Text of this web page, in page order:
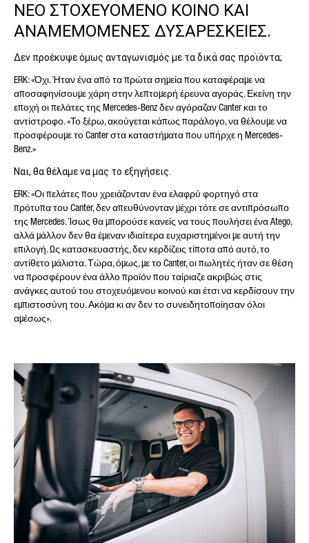
ΝΕΟ ΣΤΟΧΕΥΟΜΕΝΟ ΚΟΙΝΟ ΚΑΙ
ΑΝΑΜΕΜΟΜΕΝΕΣ ΔΥΣΑΡΕΣΚΕΙΕΣ.
Δεν προέκυψε όμως ανταγωνισμός με τα δικά σας προϊόντα;
ERK: «Όχι. Ήταν ένα από τα πρώτα σημεία που καταφέραμε να
αποσαφηνίσουμε χάρη στην λεπτομερή έρευνα αγοράς. Εκείνη την
εποχή οι πελάτες της Mercedes-Benz δεν αγόραζαν Canter και το
αντίστροφο. «Το ξέρω, ακούγεται κάπως παράλογο, να θέλουμε να
προσφέρουμε το Canter στα καταστήματα που υπήρχε η Mercedes-
Benz.»
Ναι, θα θέλαμε να μας το εξηγήσεις.
ERK: «Οι πελάτες που χρειάζονταν ένα ελαφρύ φορτηγό στα
πρότυπα του Canter, δεν απευθύνονταν μέχρι τότε σε αντιπρόσωπο
της Mercedes. Ίσως θα μπορούσε κανείς να τους πουλήσει ένα Atego,
αλλά μάλλον δεν θα έμεναν ιδιαίτερα ευχαριστημένοι με αυτή την
επιλογή. Ως κατασκευαστής, δεν κερδίζεις τίποτα από αυτό, το
αντίθετο μάλιστα. Τώρα, όμως, με το Canter, οι πωλητές ήταν σε θέση
να προσφέρουν ένα άλλο προϊόν που ταίριαζε ακριβώς στις
ανάγκες αυτού του στοχευόμενου κοινού και έτσι να κερδίσουν την
εμπιστοσύνη του. Ακόμα κι αν δεν το συνειδητοποίησαν όλοι
αμέσως».